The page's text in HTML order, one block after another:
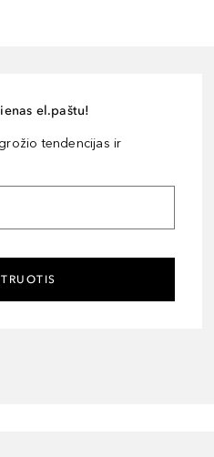
el.paštu!
tendencijas ir